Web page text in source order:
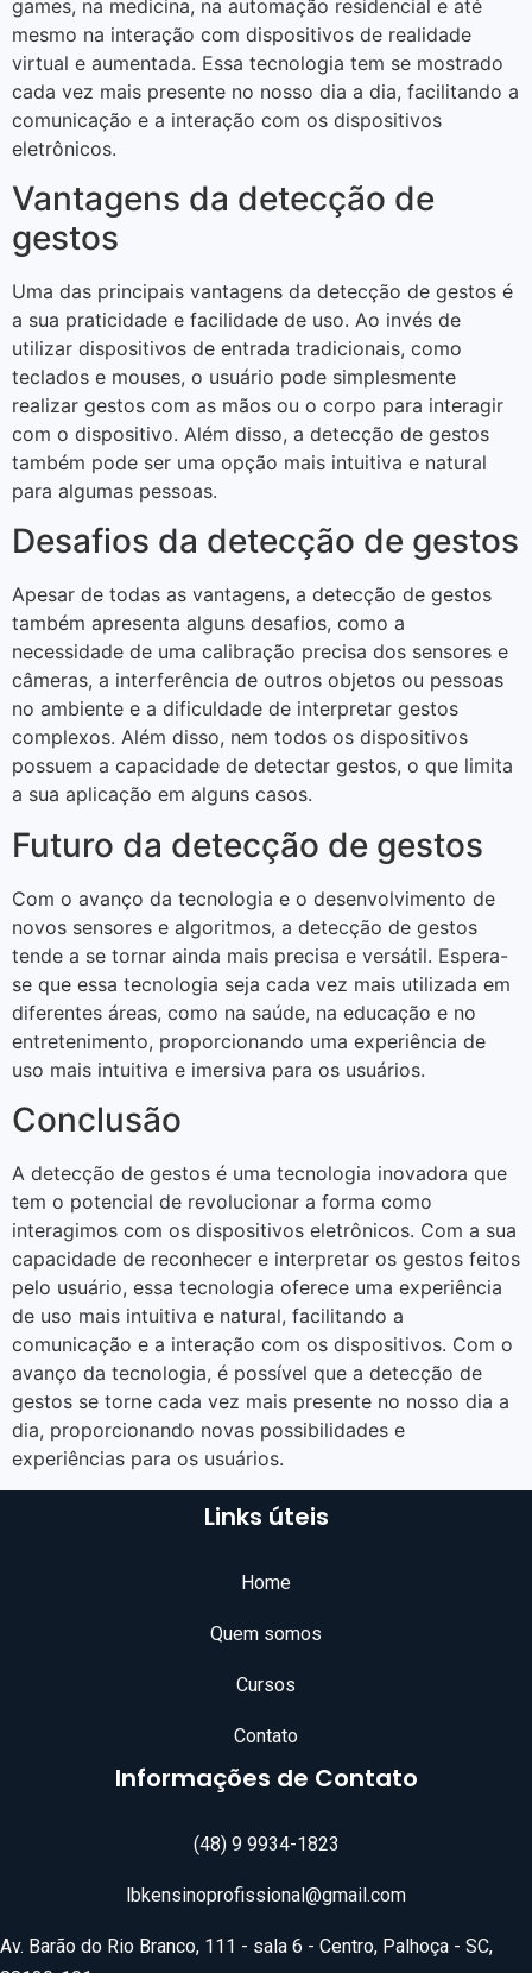
games, na medicina, na automação residencial e até
mesmo na interação com dispositivos de realidade
virtual e aumentada. Essa tecnologia tem se mostrado
cada vez mais presente no nosso dia a dia, facilitando a
comunicação e a interação com os dispositivos
eletrônicos.
Vantagens da detecção de
gestos
Uma das principais vantagens da detecção de gestos é
a sua praticidade e facilidade de uso. Ao invés de
utilizar dispositivos de entrada tradicionais, como
teclados e mouses, o usuário pode simplesmente
realizar gestos com as mãos ou o corpo para interagir
com o dispositivo. Além disso, a detecção de gestos
também pode ser uma opção mais intuitiva e natural
para algumas pessoas.
Desafios da detecção de gestos
Apesar de todas as vantagens, a detecção de gestos
também apresenta alguns desafios, como a
necessidade de uma calibração precisa dos sensores e
câmeras, a interferência de outros objetos ou pessoas
no ambiente e a dificuldade de interpretar gestos
complexos. Além disso, nem todos os dispositivos
possuem a capacidade de detectar gestos, o que limita
a sua aplicação em alguns casos.
Futuro da detecção de gestos
Com o avanço da tecnologia e o desenvolvimento de
novos sensores e algoritmos, a detecção de gestos
tende a se tornar ainda mais precisa e versátil. Espera-
se que essa tecnologia seja cada vez mais utilizada em
diferentes áreas, como na saúde, na educação e no
entretenimento, proporcionando uma experiência de
uso mais intuitiva e imersiva para os usuários.
Conclusão
A detecção de gestos é uma tecnologia inovadora que
tem o potencial de revolucionar a forma como
interagimos com os dispositivos eletrônicos. Com a sua
capacidade de reconhecer e interpretar os gestos feitos
pelo usuário, essa tecnologia oferece uma experiência
de uso mais intuitiva e natural, facilitando a
comunicação e a interação com os dispositivos. Com o
avanço da tecnologia, é possível que a detecção de
gestos se torne cada vez mais presente no nosso dia a
dia, proporcionando novas possibilidades e
experiências para os usuários.
Links úteis
Home
Quem somos
Cursos
Contato
Informações de Contato
(48) 9 9934-1823
lbkensinoprofissional@gmail.com
Av. Barão do Rio Branco, 111 - sala 6 - Centro, Palhoça - SC,